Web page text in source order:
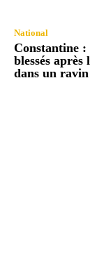
National
Constantine :
blessés après
dans un ravin